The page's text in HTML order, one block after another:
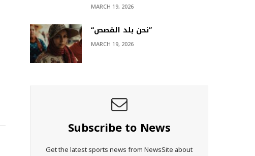
MARCH 19, 2026
“نحن بلد القصص”
MARCH 19, 2026
Subscribe to News
Get the latest sports news from NewsSite about